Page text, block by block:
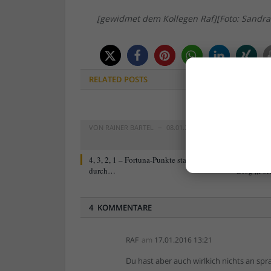
[gewidmet dem Kollegen Raf][Foto:
RELATED POSTS
VON RAINER BARTEL
08.01.2023
4, 3, 2, 1 – Fortuna-Punkte starten
durch…
Blog
4 KOMMENTARE
RAF am 17.01.2016 13:21
Du hast aber auch wirlkich nichts an